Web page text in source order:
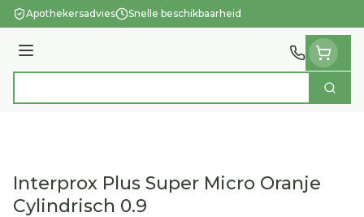
Ga naar de inhoud
Apothekersadvies Snelle beschikbaarheid
Menu
Zoek
Interprox Plus Super Micro Oranje
Cylindrisch 0.9